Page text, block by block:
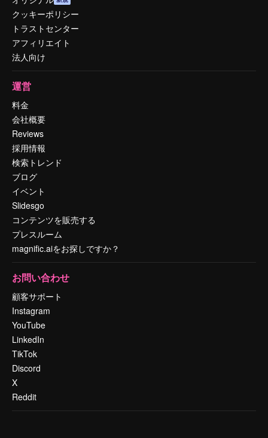
クッキーポリシー
トラストセンター
アフィリエイト
法人向け
運営
料金
会社概要
Reviews
採用情報
検索トレンド
ブログ
イベント
Slidesgo
コンテンツを販売する
プレスルーム
magnific.aiをお探しですか？
お問い合わせ
顧客サポート
Instagram
YouTube
LinkedIn
TikTok
Discord
X
Reddit